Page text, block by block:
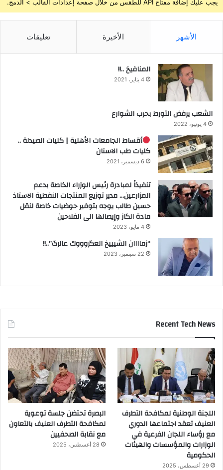
يجب عليك إضافة مفتاح API للطقس من خلال صفحة إعدادات القالب > الدمج.
الأشهر الأخيرة تعليقات
المنافيخ ..!!
4 يناير، 2021
الشعب يرفض التورط بحرب الشوارع
4 يونيو، 2022
أقساط الجامعات الأهلية | كليات الصيدلة ..
كليات طب الاسنان
6 ديسمبر، 2021
تنفيذاً لمبادرة رئيس الوزراء الخاصة بدعم
المزارعين… مدير توزيع المنتجات النفطية الاستاذ
حسين طالب يوجه بتوفير حوضيات خاصة لنقل
مادة الكاز وإيصالها الى الفلاحين
4 مايو، 2023
“زماااان الشيييخ العگروووك عالرگ”..!!
22 سبتمبر، 2023
Recent Tech News
اللجنة الوطنية لمكافحة التطرف
العنيف تعقد اجتماعها الدوري
مع رؤساء اللجان الفرعية في
الوزارات والمؤسسات والهيئات
الحكومية
29 أغسطس، 2025
البصرة تحتضن جلسة توعوية
لمكافحة التطرف العنيف بالتعاون
مع نقابة الصحفيين
28 أغسطس، 2025